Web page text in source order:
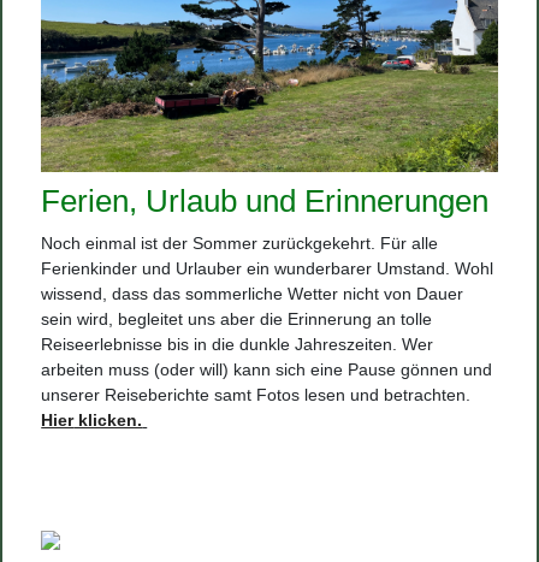
Ferien, Urlaub und Erinnerungen
Noch einmal ist der Sommer zurückgekehrt. Für alle
Ferienkinder und Urlauber ein wunderbarer Umstand. Wohl
wissend, dass das sommerliche Wetter nicht von Dauer
sein wird, begleitet uns aber die Erinnerung an tolle
Reiseerlebnisse bis in die dunkle Jahreszeiten. Wer
arbeiten muss (oder will) kann sich eine Pause gönnen und
unserer Reiseberichte samt Fotos lesen und betrachten.
Hierklicken.